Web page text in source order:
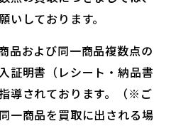
いしております。
品および同一商品複数点の
証明書（レシート・納品書
導されております。（※ご
一商品を買取に出される場